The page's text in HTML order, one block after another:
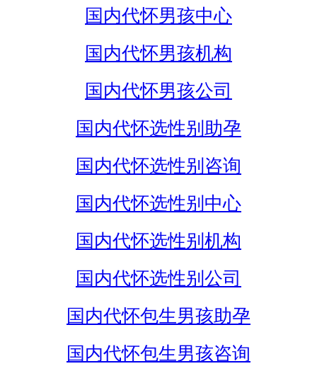
国内代怀男孩中心
国内代怀男孩机构
国内代怀男孩公司
国内代怀选性别助孕
国内代怀选性别咨询
国内代怀选性别中心
国内代怀选性别机构
国内代怀选性别公司
国内代怀包生男孩助孕
国内代怀包生男孩咨询